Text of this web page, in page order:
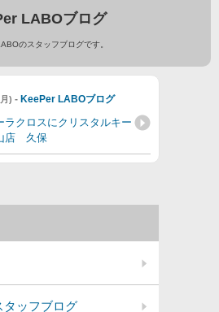
LABOブログ
のスタッフブログです。
) - KeePer LABOブログ
ラクロスにクリスタルキー
店 久保
タッフブログ